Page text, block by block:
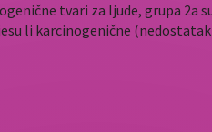
tvari za ljude, grupa
li karcinogenične